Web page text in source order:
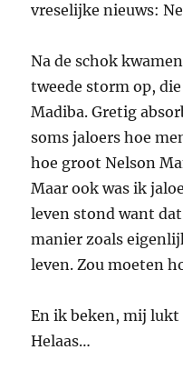
vreselijke nieuws:
Na de schok
tweede storm op,
Madiba. Gretig
soms jaloers hoe
hoe groot Nelson
Maar ook was ik
leven stond want
manier zoals
leven. Zou moeten
En ik beken, mij
Helaas…